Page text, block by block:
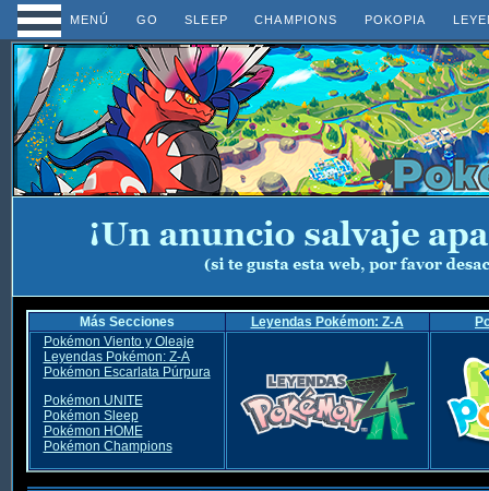
MENÚ GO SLEEP CHAMPIONS POKOPIA
Más Secciones Leyendas Pokémon: Z-A
Pokémon Viento y Oleaje
Leyendas Pokémon: Z-A
Pokémon Escarlata Púrpura
Pokémon UNITE
Pokémon Sleep
Pokémon HOME
Pokémon Champions